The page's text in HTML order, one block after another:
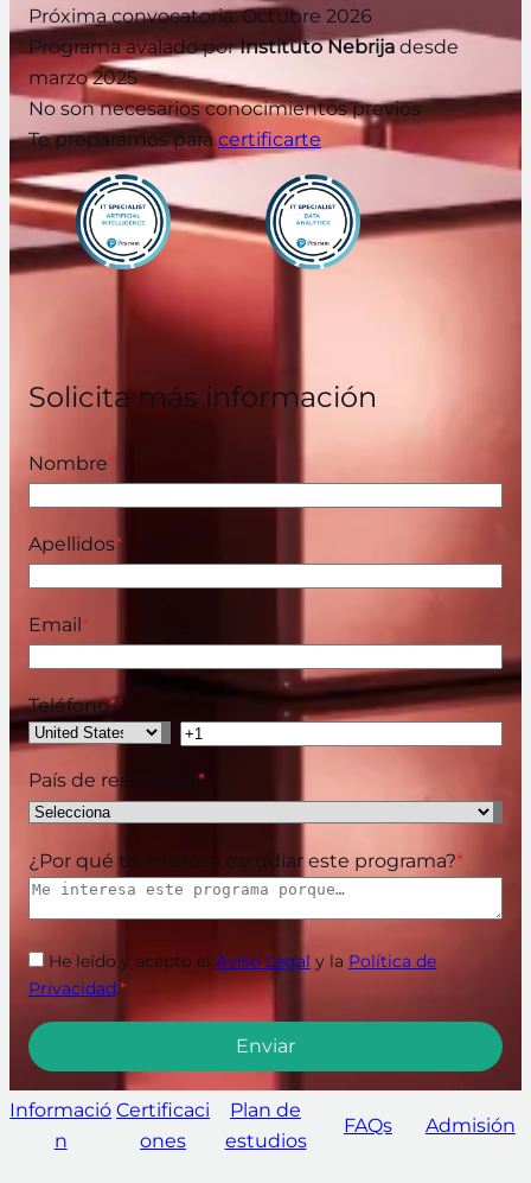
Próxima convocatoria: Octubre 2026
Programa avalado porInstituto Nebrija desde
marzo 2025
No son necesarios conocimientos previos
Te preparamos paracertificarte
Solicita más información
Nombre*
Apellidos*
Email*
Teléfono*
País de residencia *
¿Por qué te interesa estudiar este programa?*
He leído y acepto el Aviso Legal y la Política de
Privacidad.*
Informació
n
Certificaci
ones
Plan de
estudios
FAQs Admisión